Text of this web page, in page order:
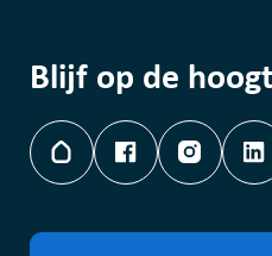
Blijf op de
Hoplr Facebook